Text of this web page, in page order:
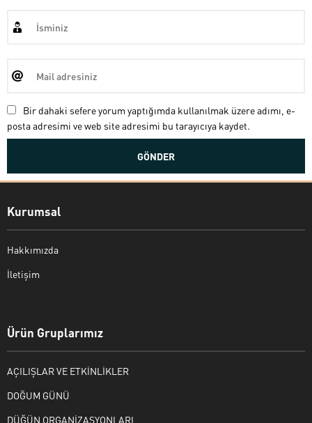
Bir dahaki sefere yorum yaptığımda kullanılmak üzere adımı, e-
posta adresimi ve web site adresimi bu tarayıcıya kaydet.
Kurumsal
Hakkımızda
İletişim
Ürün Gruplarımız
AÇILIŞLAR VE ETKİNLİKLER
DOĞUM GÜNÜ
DÜĞÜN ORGANİZASYONLARI